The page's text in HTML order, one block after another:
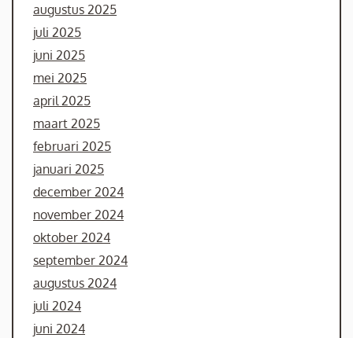
augustus 2025
juli 2025
juni 2025
mei 2025
april 2025
maart 2025
februari 2025
januari 2025
december 2024
november 2024
oktober 2024
september 2024
augustus 2024
juli 2024
juni 2024